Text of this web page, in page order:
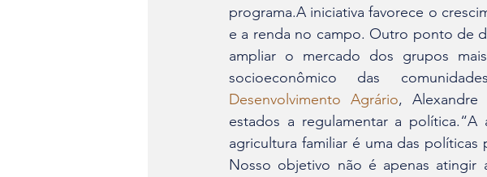
programa.A iniciativa favorece o
e a renda no campo. Outro ponto de
ampliar o mercado dos grupos
Desenvolvimento Agrário,
estados a regulamentar a
agricultura familiar é uma das
Nosso objetivo não é apenas atingir